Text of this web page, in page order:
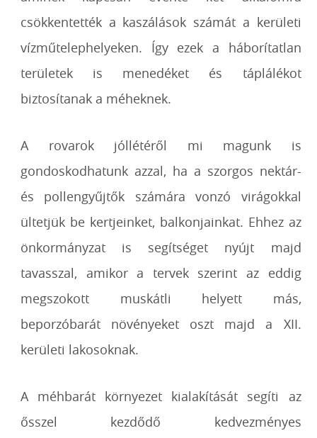
csökkentették a kaszálások számát a kerületi
vízműtelephelyeken. Így ezek a háborítatlan
területek is menedéket és táplálékot
biztosítanak a méheknek.
A rovarok jóllétéről mi magunk is
gondoskodhatunk azzal, ha a szorgos nektár-
és pollengyűjtők számára vonzó virágokkal
ültetjük be kertjeinket, balkonjainkat. Ehhez az
önkormányzat is segítséget nyújt majd
tavasszal, amikor a tervek szerint az eddig
megszokott muskátli helyett más,
beporzóbarát növényeket oszt majd a XII.
kerületi lakosoknak.
A méhbarát környezet kialakítását segíti az
ősszel kezdődő kedvezményes